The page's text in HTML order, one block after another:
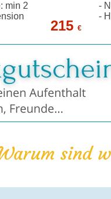
min 2
215 €
-
-
sind